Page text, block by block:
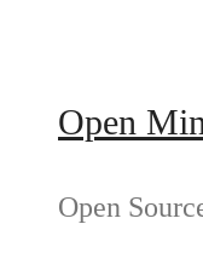
Open
Open